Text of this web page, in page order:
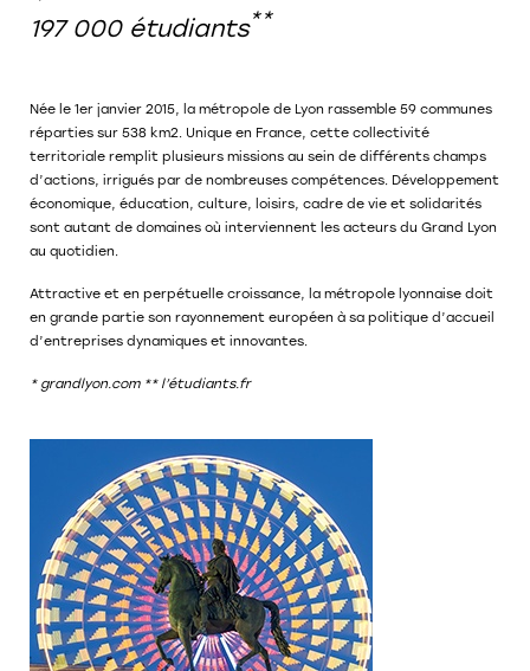
197 000 étudiants**
Née le 1er janvier 2015, la métropole de Lyon rassemble 59 communes
réparties sur 538 km2. Unique en France, cette collectivité
territoriale remplit plusieurs missions au sein de différents champs
d’actions, irrigués par de nombreuses compétences. Développement
économique, éducation, culture, loisirs, cadre de vie et solidarités
sont autant de domaines où interviennent les acteurs du Grand Lyon
au quotidien.
Attractive et en perpétuelle croissance, la métropole lyonnaise doit
en grande partie son rayonnement européen à sa politique d’accueil
d’entreprises dynamiques et innovantes.
* grandlyon.com ** l’étudiants.fr